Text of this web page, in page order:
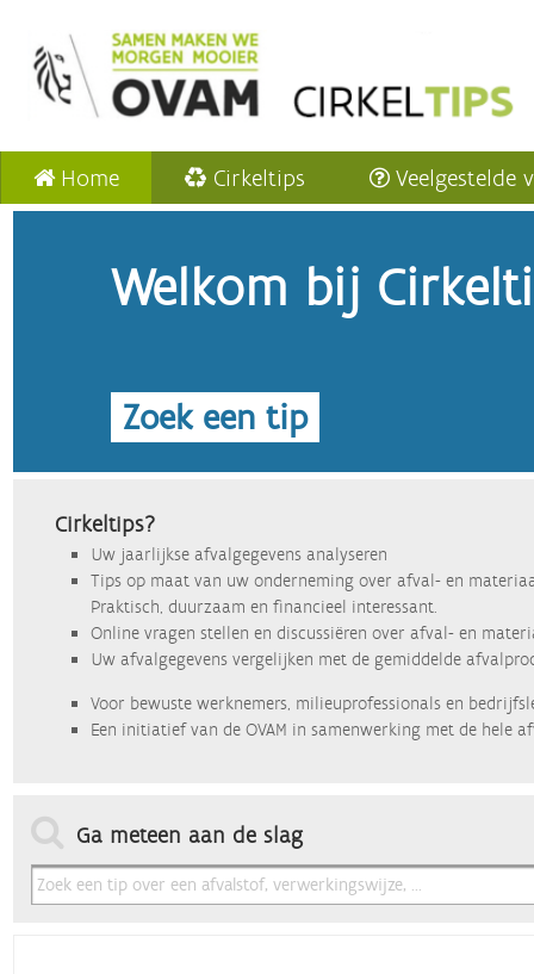
Home Cirkeltips Veelgestelde
Welkom bij
Zoek een tip
Cirkeltips?
Uw jaarlijkse afvalgegevens analyseren
Tips op maat van uw onderneming over afval- en
Praktisch, duurzaam en financieel interessant.
Online vragen stellen en discussiëren over afval- en
Uw afvalgegevens vergelijken met de gemiddelde
Voor bewuste werknemers, milieuprofessionals en
Een initiatief van de OVAM in samenwerking met de hele
Ga meteen aan de slag